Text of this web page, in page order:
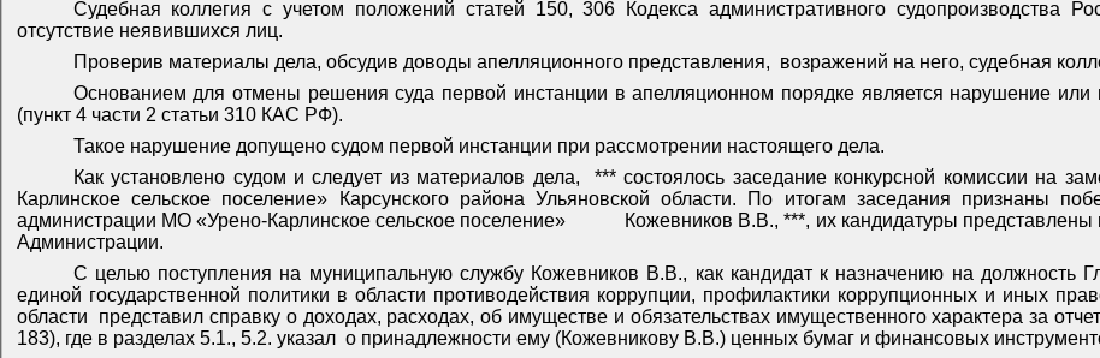
Судебная коллегия с учетом положений статей 150, 306 Кодекса административного судопроизводства
отсутствие неявившихся лиц.
Проверив материалы дела, обсудив доводы апелляционного представления, возражений на него, судебная
Основанием для отмены решения суда первой инстанции в апелляционном порядке является нарушение
(пункт 4 части 2 статьи 310 КАС РФ).
Такое нарушение допущено судом первой инстанции при рассмотрении настоящего дела.
Как установлено судом и следует из материалов дела,
*** состоялось заседание конкурсной комиссии на
Карлинское сельское поселение» Карсунского района Ульяновской области. По итогам заседания признаны
администрации МО «Урено-Карлинское сельское поселение»
Кожевников В.В., ***, их кандидатуры
Администрации.
С целью поступления на муниципальную службу Кожевников В.В., как кандидат к назначению на должность
единой государственной политики в области противодействия коррупции, профилактики коррупционных и иных
области
представил справку о доходах, расходах, об имуществе и обязательствах имущественного характера за
183), где в разделах 5.1., 5.2. указал о принадлежности ему (Кожевникову В.В.) ценных бумаг и финансовых